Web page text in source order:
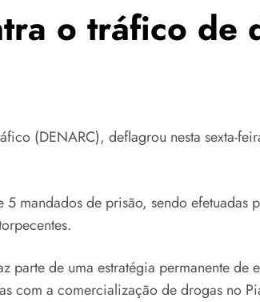
o tráfico de
(DENARC), deflagrou nesta sexta-
mandados de prisão, sendo efetuadas
de uma estratégia permanente de
com a comercialização de drogas no